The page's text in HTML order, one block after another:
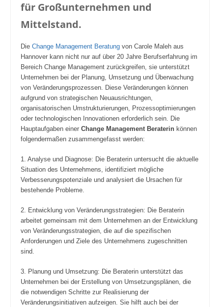
für Großunternehmen und
Mittelstand.
Die Change Management Beratungvon Carole Maleh aus
Hannover kann nicht nur auf über 20 Jahre Berufserfahrung im
Bereich Change Management zurückgreifen, sie unterstützt
Unternehmen bei der Planung, Umsetzung und Überwachung
von Veränderungsprozessen. Diese Veränderungen können
aufgrund von strategischen Neuausrichtungen,
organisatorischen Umstrukturierungen, Prozessoptimierungen
oder technologischen Innovationen erforderlich sein. Die
Hauptaufgaben einer Change Management Beraterinkönnen
folgendermaßen zusammengefasst werden:
1. Analyse und Diagnose: Die Beraterin untersucht die aktuelle
Situation des Unternehmens, identifiziert mögliche
Verbesserungspotenziale und analysiert die Ursachen für
bestehende Probleme.
2. Entwicklung von Veränderungsstrategien: Die Beraterin
arbeitet gemeinsam mit dem Unternehmen an der Entwicklung
von Veränderungsstrategien, die auf die spezifischen
Anforderungen und Ziele des Unternehmens zugeschnitten
sind.
3. Planung und Umsetzung: Die Beraterin unterstützt das
Unternehmen bei der Erstellung von Umsetzungsplänen, die
die notwendigen Schritte zur Realisierung der
Veränderungsinitiativen aufzeigen. Sie hilft auch bei der